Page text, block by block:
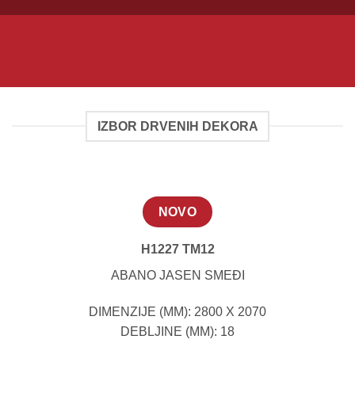
IZBOR DRVENIH DEKORA
NOVO
H1227 TM12
ABANO JASEN SMEĐI
DIMENZIJE (MM): 2800 X 2070
DEBLJINE (MM): 18